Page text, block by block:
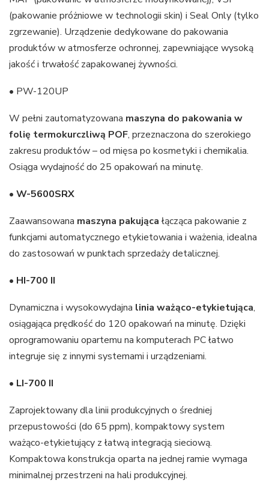
(pakowanie próżniowe w technologii skin) i Seal Only (tylko
zgrzewanie). Urządzenie dedykowane do pakowania
produktów w atmosferze ochronnej, zapewniające wysoką
jakość i trwałość zapakowanej żywności.
• PW-120UP
W pełni zautomatyzowana maszyna do pakowania w
folię termokurczliwą POF, przeznaczona do szerokiego
zakresu produktów – od mięsa po kosmetyki i chemikalia.
Osiąga wydajność do 25 opakowań na minutę.
• W-5600SRX
Zaawansowana maszyna pakującałącząca pakowanie z
funkcjami automatycznego etykietowania i ważenia, idealna
do zastosowań w punktach sprzedaży detalicznej.
• HI-700 II
Dynamiczna i wysokowydajna linia ważąco-etykietująca,
osiągająca prędkość do 120 opakowań na minutę. Dzięki
oprogramowaniu opartemu na komputerach PC łatwo
integruje się z innymi systemami i urządzeniami.
• LI-700 II
Zaprojektowany dla linii produkcyjnych o średniej
przepustowości (do 65 ppm), kompaktowy system
ważąco-etykietujący z łatwą integracją sieciową.
Kompaktowa konstrukcja oparta na jednej ramie wymaga
minimalnej przestrzeni na hali produkcyjnej.